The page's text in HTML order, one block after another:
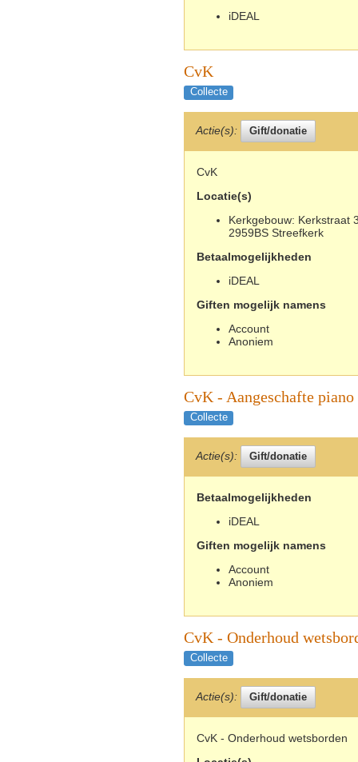
iDEAL
CvK
Collecte
Actie(s):
CvK
Locatie(s)
Kerkgebouw: Kerkstraat
2959BS Streefkerk
Betaalmogelijkheden
iDEAL
Giften mogelijk namens
Account
Anoniem
CvK - Aangeschafte piano
Collecte
Actie(s):
Betaalmogelijkheden
iDEAL
Giften mogelijk namens
Account
Anoniem
CvK - Onderhoud
Collecte
Actie(s):
CvK - Onderhoud wetsborden